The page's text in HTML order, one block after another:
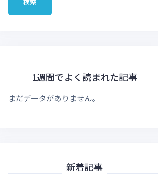
1週間でよく読まれた記事
まだデータがありません。
新着記事